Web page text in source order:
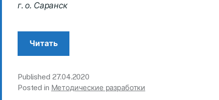
г. о. Саранск
Читать
Published 27.04.2020
Posted in Методические разработки